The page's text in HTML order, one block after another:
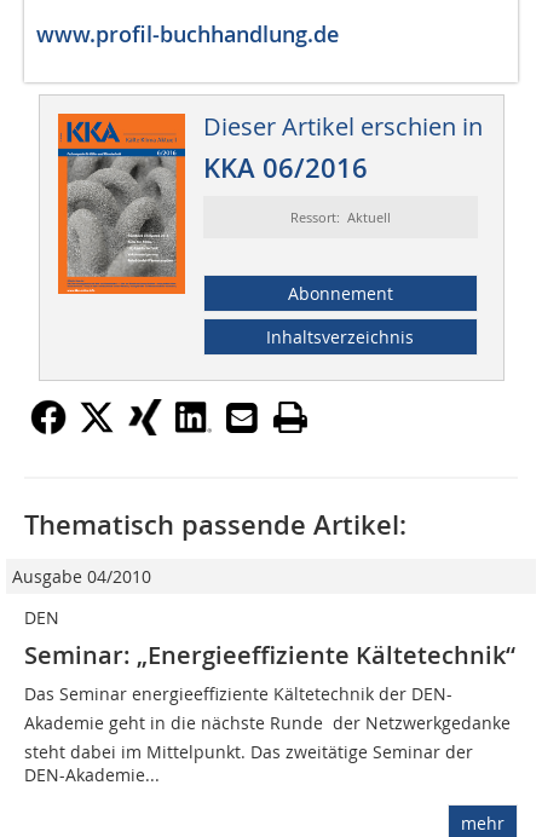
www.profil-buchhandlung.de
Dieser Artikel erschien in
KKA 06/2016
Ressort: Aktuell
Abonnement
Inhaltsverzeichnis
Thematisch passende Artikel:
Ausgabe 04/2010
DEN
Seminar: „Energieeffiziente Kältetechnik“
Das Seminar energieeffiziente Kältetechnik der DEN-
Akademie geht in die nächste Runde  der Netzwerkgedanke
steht dabei im Mittelpunkt. Das zweitätige Seminar der
DEN-Akademie...
mehr